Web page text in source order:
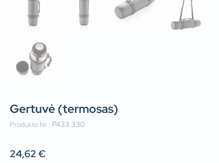
Gertuvė (termosas)
Produkto Nr.: P433.330
24,62€